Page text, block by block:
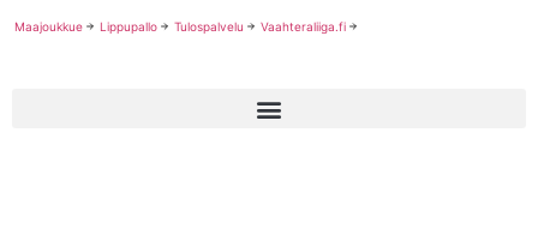
Maajoukkue Lippupallo Tulospalvelu Vaahteraliiga.fi